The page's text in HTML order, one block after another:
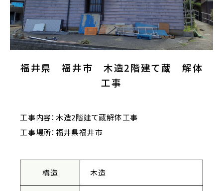
福井県 福井市 木造2階建て蔵 解体
工事
工事内容：木造2階建て蔵解体工事
工事場所：福井県福井市
構造 木造